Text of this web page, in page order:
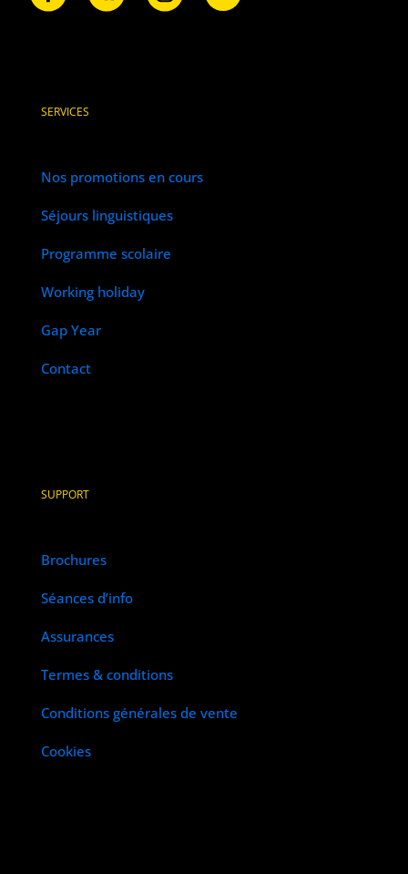
SERVICES
Nos promotions en cours
Séjours linguistiques
Programme scolaire
Working holiday
Gap Year
Contact
SUPPORT
Brochures
Séances d’info
Assurances
Termes & conditions
Conditions générales de vente
Cookies